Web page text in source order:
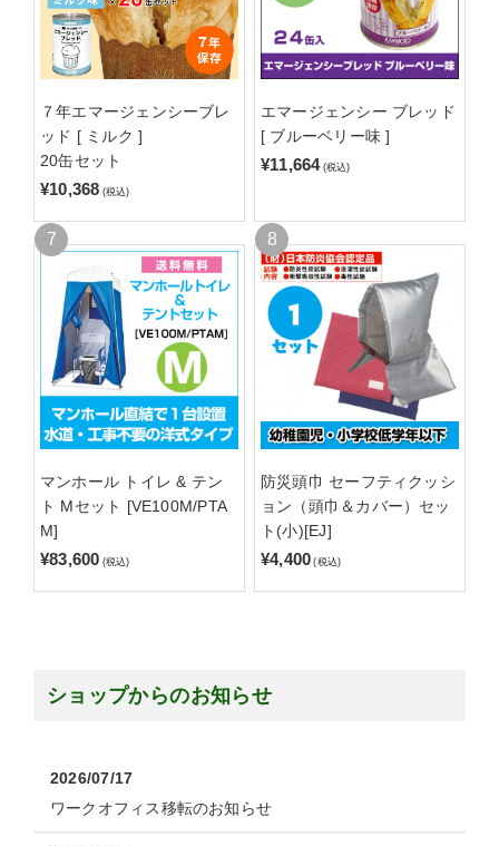
７年エマージェンシーブレ
ッド [ ミルク ]
20缶セット
¥10,368 (税込)
エマージェンシー ブレッド
[ ブルーベリー味 ]
¥11,664 (税込)
マンホール トイレ & テン
ト Mセット [VE100M/PTA
M]
¥83,600 (税込)
防災頭巾 セーフティクッシ
ョン（頭巾＆カバー）セッ
ト(小)[EJ]
¥4,400 (税込)
ショップからのお知らせ
2026/07/17
ワークオフィス移転のお知らせ